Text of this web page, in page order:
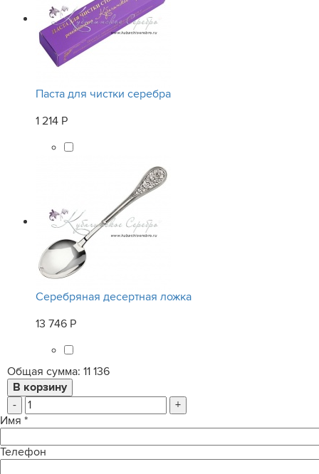
Паста для чистки серебра
1 214 Р
Серебряная десертная ложка
13 746 Р
Общая сумма: 11 136
-
+
Имя *
Телефон